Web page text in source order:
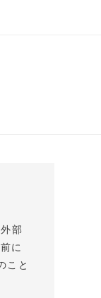
部
に
こと